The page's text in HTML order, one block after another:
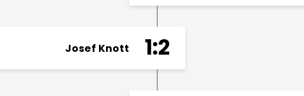
1:2
Josef Knott